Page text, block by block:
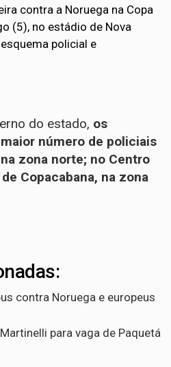
contra a Noruega na Copa
(5), no estádio de Nova
policial e
do estado, os
número de policiais
zona norte; no Centro
Copacabana, na zona
contra Noruega e europeus
para vaga de Paquetá